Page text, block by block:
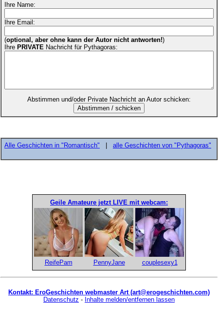
Ihre Name:
Ihre Email:
(optional, aber ohne kann der Autor nicht antworten!)
Ihre PRIVATE Nachricht für Pythagoras:
Abstimmen und/oder Private Nachricht an Autor schicken:
Alle Geschichten in "Romantisch" alle Geschichten von "Pythagoras"
Geile Amateure jetzt LIVE mit webcam:
ReifePam PennyJane couplesexy1
Kontakt: EroGeschichten webmaster Art (art@erogeschichten.com)
Datenschutz - Inhalte melden/entfernen lassen